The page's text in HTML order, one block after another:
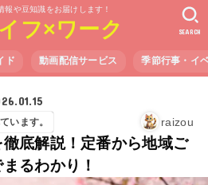
報や豆知識をお届けします！
フ×ワーク
ド 動画配信サービス 季節行事・イ
SEARCH
います。 raizou
底解説！定番から地域ご
るわかり！